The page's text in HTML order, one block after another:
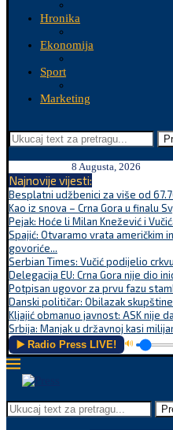
Hronika
Ekonomija
Sport
Marketing
8 Augusta, 2026
Najnovije vijesti:
Besplatni udžbenici za više od
Kao iz snova – Crna Gora u finalu
Pejak: Hoće li Milan Knežević i
Spajić: Otvaramo vrata američkim
govoriće...
Serbian Times: Vučić podijelio
Delegacija EU: Crna Gora nije dio
Potpisan ugovor za prvu fazu
Danski političar: Obilazak
Kljajić obmanuo javnost: ASK nije
Srbija: Manjak u državnoj kasi
▶️ Radio Press LIVE! 🔊